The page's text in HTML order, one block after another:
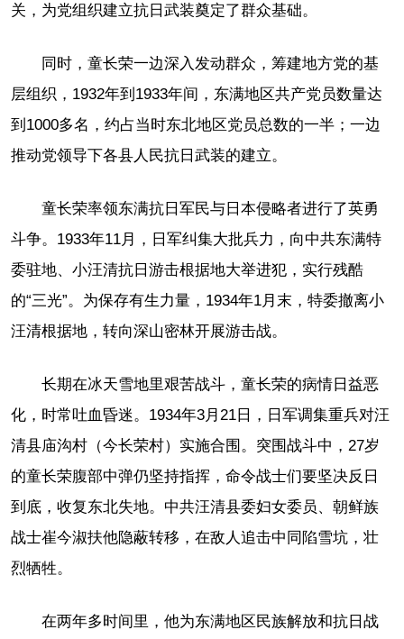
关，为党组织建立抗日武装奠定了群众基础。
同时，童长荣一边深入发动群众，筹建地方党的基
层组织，1932年到1933年间，东满地区共产党员数量达
到1000多名，约占当时东北地区党员总数的一半；一边
推动党领导下各县人民抗日武装的建立。
童长荣率领东满抗日军民与日本侵略者进行了英勇
斗争。1933年11月，日军纠集大批兵力，向中共东满特
委驻地、小汪清抗日游击根据地大举进犯，实行残酷
的“三光”。为保存有生力量，1934年1月末，特委撤离小
汪清根据地，转向深山密林开展游击战。
长期在冰天雪地里艰苦战斗，童长荣的病情日益恶
化，时常吐血昏迷。1934年3月21日，日军调集重兵对汪
清县庙沟村（今长荣村）实施合围。突围战斗中，27岁
的童长荣腹部中弹仍坚持指挥，命令战士们要坚决反日
到底，收复东北失地。中共汪清县委妇女委员、朝鲜族
战士崔今淑扶他隐蔽转移，在敌人追击中同陷雪坑，壮
烈牺牲。
在两年多时间里，他为东满地区民族解放和抗日战